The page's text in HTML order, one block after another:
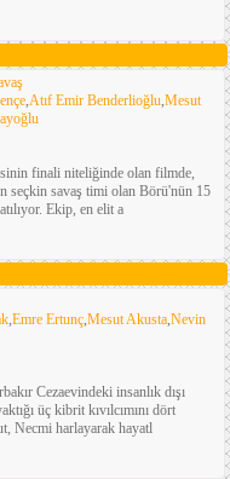
,Atıf Emir Benderlioğlu,Mesut
finali niteliğinde olan filmde,
seçkin savaş timi olan Börü'nün 15
Ekip, en elit a
,Emre Ertunç,Mesut Akusta,Nevin
Cezaevindeki insanlık dışı
üç kibrit kıvılcımını dört
Necmi harlayarak hayatl